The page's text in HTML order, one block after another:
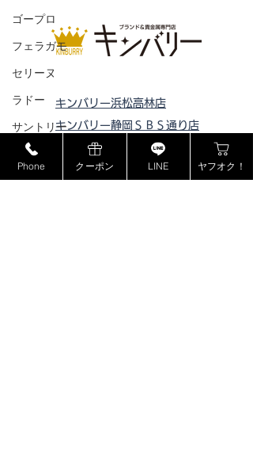
ゴープロ
フェラガモ
セリーヌ
ラドー
サントリー
MCM
ミュウミュウ
キンバリー浜松高林店
キンバリー静岡ＳＢＳ通り店
キンバリー藤枝インター店
ピックアップ浜松西伊場店
Phone クーポン LINE ヤフオク！